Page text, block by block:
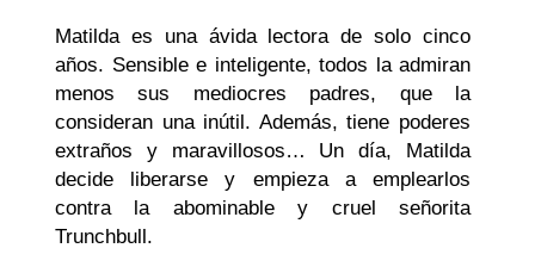
Matilda es una ávida lectora de solo cinco
años. Sensible e inteligente, todos la admiran
menos sus mediocres padres, que la
consideran una inútil. Además, tiene poderes
extraños y maravillosos… Un día, Matilda
decide liberarse y empieza a emplearlos
contra la abominable y cruel señorita
Trunchbull.